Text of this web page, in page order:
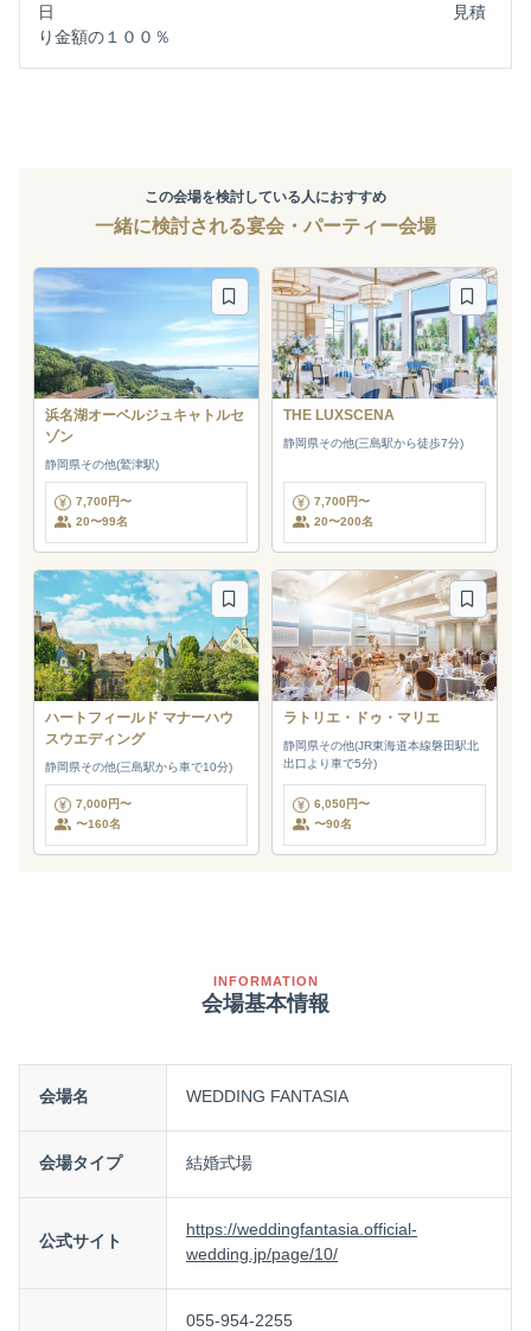
日 見積
り金額の１００％
この会場を検討している人におすすめ
一緒に検討される宴会・パーティー会場
浜名湖オーベルジュキャトルセ
ゾン
静岡県その他(鷲津駅)
7,700円〜
20〜99名
THE LUXSCENA
静岡県その他(三島駅から徒歩7分)
7,700円〜
20〜200名
ハートフィールド マナーハウ
スウエディング
静岡県その他(三島駅から車で10分)
7,000円〜
〜160名
ラトリエ・ドゥ・マリエ
静岡県その他(JR東海道本線磐田駅北
出口より車で5分)
6,050円〜
〜90名
INFORMATION
会場基本情報
会場名 WEDDING FANTASIA
会場タイプ 結婚式場
公式サイト
https://weddingfantasia.official-
wedding.jp/page/10/
055-954-2255